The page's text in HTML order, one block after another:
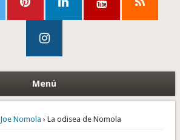
Menú
Joe Nomola › La odisea de Nomola